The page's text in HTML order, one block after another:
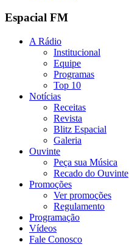
Espacial FM
A Rádio
Institucional
Equipe
Programas
Top 10
Notícias
Receitas
Revista
Blitz Espacial
Galeria
Ouvinte
Peça sua Música
Recado do Ouvinte
Promoções
Ver promoções
Regulamento
Programação
Vídeos
Fale Conosco